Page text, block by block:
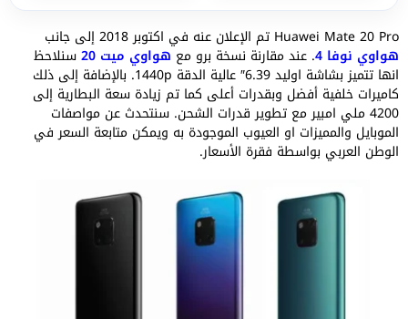
Huawei Mate 20 Pro تم الإعلان عنه في اكتوبر 2018 إلى جانب
هواوي نوفا 4 . عند مقارنة نسخة برو مع هواوي ميت 20 سنلاحظ
انها تتميز بشاشة اوليد 6.39″ عالية الدقة 1440p. بالإضافة إلى ذلك
كاميرات خلفية أفضل وبقدرات أعلى كما تم زيادة سعة البطارية إلى
4200 ملي امبير مع تطوير قدرات الشحن. سنتحدث عن مواصفات
الموبايل والمميزات او العيوب الموجودة به ويمكن متابعة السعر في
الوطن العربي بواسطة فقرة الأسعار.